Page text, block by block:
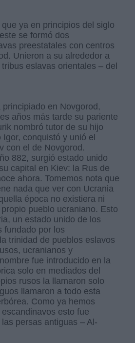
ya en principios del siglo
se formó dos
preestatales con centros
Unieron a su alrededor a
eslavas orientales – del
en Novgorod,
años más tarde su pariente
nombró tutor de su hijo
Igor, conquistó y unió el
con el de Novgorod.
882, surgió estado unido
capital en Kiev: la Rus de
ahora. Tomemos nota que
nada que ver con Ucrania
época no existiera ni
pueblo ucraniano. Esto
un estado unido de los
fundado por los
trinidad de pueblos eslavos
ucranianos y
fue introducido en la
solo en mediados del
rusos la llamaron solo
llamaron a todo esta
Como ya hemos
esto fue
persas antiguas – Al-